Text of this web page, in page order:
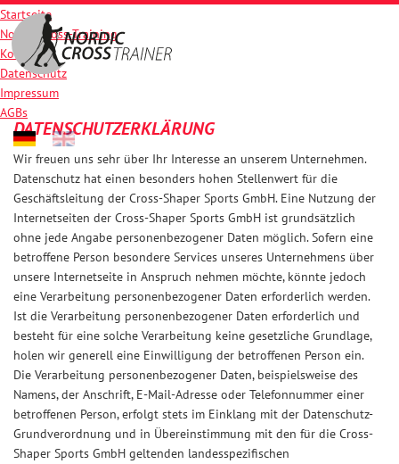
Startseite
Nordic-Cross-Training
Kontakt
Datenschutz
Impressum
AGBs
DATENSCHUTZERKLÄRUNG
Wir freuen uns sehr über Ihr Interesse an unserem Unternehmen.
Datenschutz hat einen besonders hohen Stellenwert für die
Geschäftsleitung der Cross-Shaper Sports GmbH. Eine Nutzung der
Internetseiten der Cross-Shaper Sports GmbH ist grundsätzlich
ohne jede Angabe personenbezogener Daten möglich. Sofern eine
betroffene Person besondere Services unseres Unternehmens über
unsere Internetseite in Anspruch nehmen möchte, könnte jedoch
eine Verarbeitung personenbezogener Daten erforderlich werden.
Ist die Verarbeitung personenbezogener Daten erforderlich und
besteht für eine solche Verarbeitung keine gesetzliche Grundlage,
holen wir generell eine Einwilligung der betroffenen Person ein.
Die Verarbeitung personenbezogener Daten, beispielsweise des
Namens, der Anschrift, E-Mail-Adresse oder Telefonnummer einer
betroffenen Person, erfolgt stets im Einklang mit der Datenschutz-
Grundverordnung und in Übereinstimmung mit den für die Cross-
Shaper Sports GmbH geltenden landesspezifischen